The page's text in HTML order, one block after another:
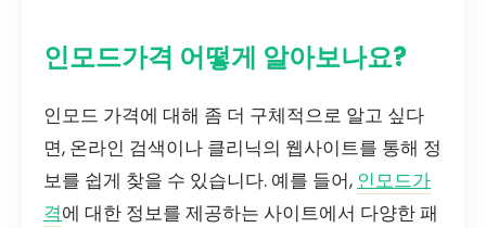
인모드가격 어떻게 알아보나요?
인모드 가격에 대해 좀 더 구체적으로 알고 싶다
면, 온라인 검색이나 클리닉의 웹사이트를 통해 정
보를 쉽게 찾을 수 있습니다. 예를 들어, 인모드가
격에 대한 정보를 제공하는 사이트에서 다양한 패